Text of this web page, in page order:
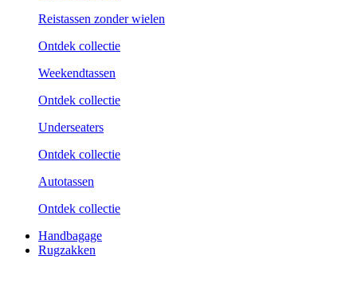
Reistassen zonder wielen
Ontdek collectie
Weekend­tassen
Ontdek collectie
Underseaters
Ontdek collectie
Autotassen
Ontdek collectie
Handbagage
Rugzakken